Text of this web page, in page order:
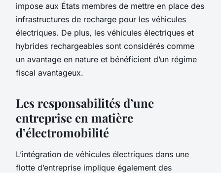
impose aux États membres de mettre en place des
infrastructures de recharge pour les véhicules
électriques. De plus, les véhicules électriques et
hybrides rechargeables sont considérés comme
un avantage en nature et bénéficient d’un régime
fiscal avantageux.
Les responsabilités d’une
entreprise en matière
d’électromobilité
L’intégration de véhicules électriques dans une
flotte d’entreprise implique également des